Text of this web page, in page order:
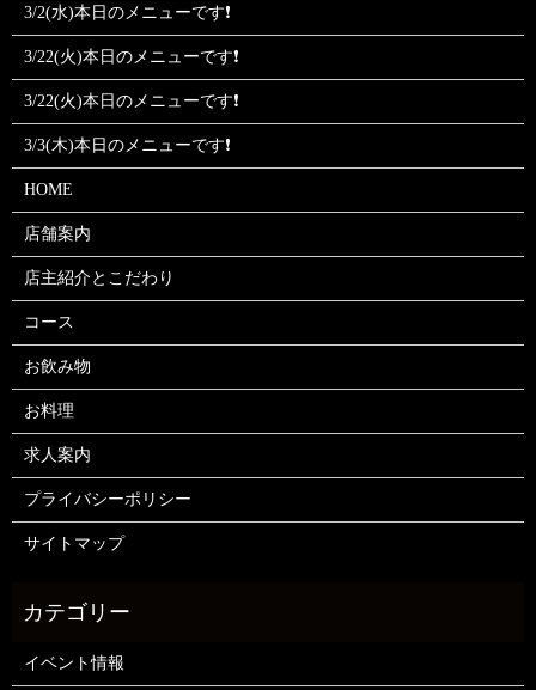
3/2(水)本日のメニューです❗
3/22(火)本日のメニューです❗
3/22(火)本日のメニューです❗
3/3(木)本日のメニューです❗
HOME
店舗案内
店主紹介とこだわり
コース
お飲み物
お料理
求人案内
プライバシーポリシー
サイトマップ
イベント情報